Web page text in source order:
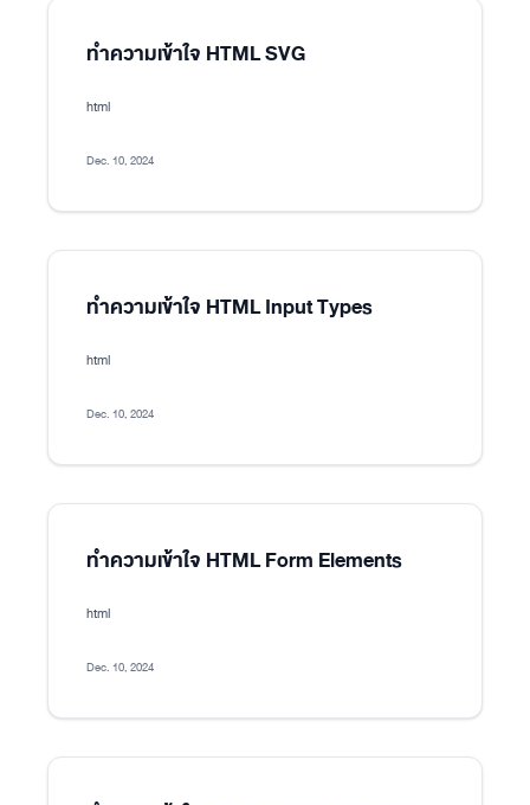
ทำความเข้าใจ HTML SVG
html
Dec. 10, 2024
ทำความเข้าใจ HTML Input Types
html
Dec. 10, 2024
ทำความเข้าใจ HTML Form Elements
html
Dec. 10, 2024